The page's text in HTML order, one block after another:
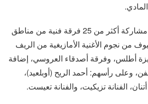
وستعرف هذه الدورة مشاركة أكثر من 25 فرقة فنية من مناطق
من نجوم الأغنية الأمازيغية من الريف
أطلس، وفرقة أصدقاء العروسي، إضافة
وعلى رأسهم: أحمد الريح (أوبلعيد)،
الفنانة تزيكيت، والفنانة تعيست.